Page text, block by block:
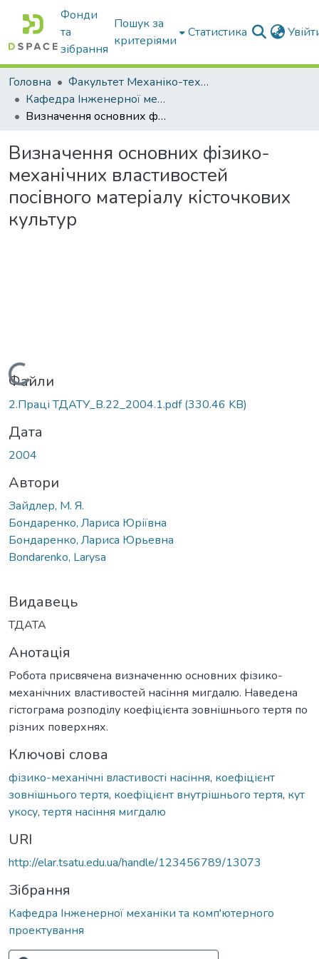
Фонди
та
зібрання
Пошук за
критеріями
Статистика
Головна
Факультет Механіко-технологічний
Кафедра Інженерної механіки та комп'ютерного проектування
Визначення основних фізико-механічних властивостей посівного матеріалу кісточкових культур
Визначення основних фізико-
механічних властивостей
посівного матеріалу кісточкових
культур
Вантажиться...
Файли
2.Праці ТДАТУ_В.22_2004.1.pdf(330.46 KB)
Дата
2004
Автори
Зайдлер, М. Я.
Бондаренко, Лариса Юріївна
Бондаренко, Лариса Юрьевна
Bondarenko, Larysa
Видавець
ТДАТА
Анотація
Робота присвячена визначенню основних фізико-
механічних властивостей насіння мигдалю. Наведена
гістограма розподілу коефіцієнта зовнішнього тертя по
різних поверхнях.
Ключові слова
фізико-механічні властивості насіння, коефіцієнт
зовнішнього тертя, коефіцієнт внутрішнього тертя, кут
укосу, тертя насіння мигдалю
URI
http://elar.tsatu.edu.ua/handle/123456789/13073
Зібрання
Кафедра Інженерної механіки та комп'ютерного
проектування